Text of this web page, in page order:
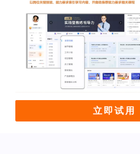
立即试用